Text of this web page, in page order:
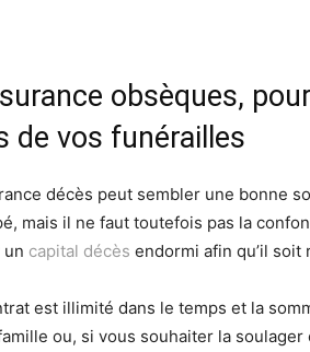
obsèques,
de vos funérailles
décès peut sembler une bonne
mais il ne faut toutefois pas la
un capital décès endormi afin qu’il
est illimité dans le temps et la
ou, si vous souhaiter la